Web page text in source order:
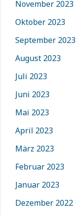
November 2023
Oktober 2023
September 2023
August 2023
Juli 2023
Juni 2023
Mai 2023
April 2023
März 2023
Februar 2023
Januar 2023
Dezember 2022